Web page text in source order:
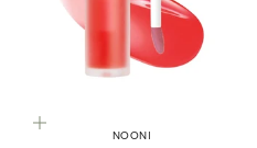
選擇選項
NOONI